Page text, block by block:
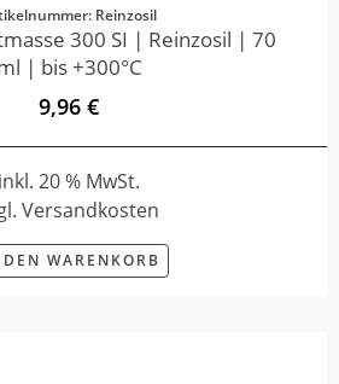
Reinzosil
300 SI | Reinzosil | 70
| bis +300°C
9,96 €
inkl. 20 % MwSt.
Versandkosten
WARENKORB